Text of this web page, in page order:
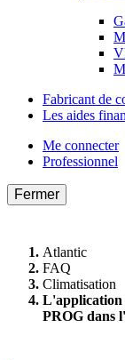
Fabricant de
Les aides
Me connecter
Professionnel
Fermer
Atlantic
FAQ
Climatisation
L'application
PROG dans